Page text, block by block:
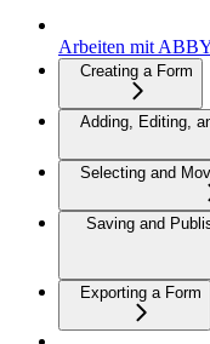
Arbeiten mit
Creating a Form
Adding, Editing,
Selecting and
Saving and
Exporting a Form